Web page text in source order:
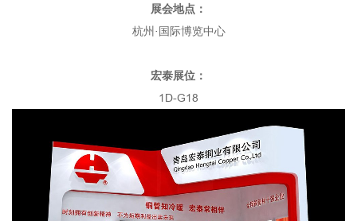
展会地点：
杭州·国际博览中心
宏泰展位：
1D-G18